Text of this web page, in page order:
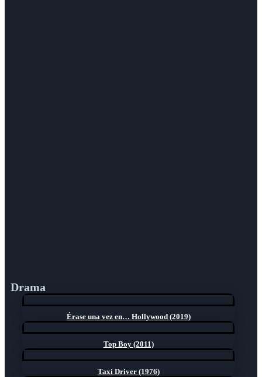
Drama
Érase una vez en… Hollywood (2019)
Top Boy (2011)
Taxi Driver (1976)